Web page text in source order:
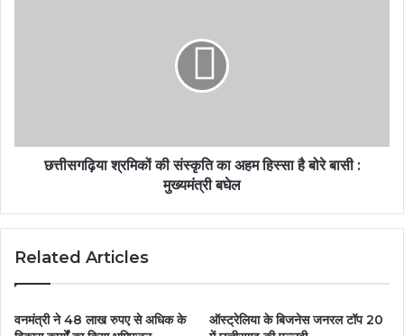
छत्तीसगढ़िया श्रमिकों की संस्कृति का अहम हिस्सा है बोरे बासी :
मुख्यमंत्री बघेल
Related Articles
वनमंत्री ने 48 लाख रुपए से अधिक के
ऑस्ट्रेलिया के बिजनेस जनरल टॉप 20